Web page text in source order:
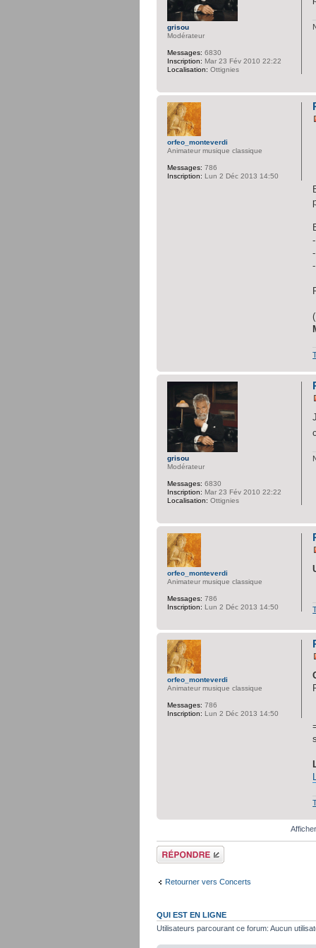
grisou
Modérateur
Messages: 6830
Inscription: Mar 23 Fév 2010 22:22
Localisation: Ottignies
orfeo_monteverdi
Animateur musique classique
Messages: 786
Inscription: Lun 2 Déc 2013 14:50
grisou
Modérateur
Messages: 6830
Inscription: Mar 23 Fév 2010 22:22
Localisation: Ottignies
orfeo_monteverdi
Animateur musique classique
Messages: 786
Inscription: Lun 2 Déc 2013 14:50
orfeo_monteverdi
Animateur musique classique
Messages: 786
Inscription: Lun 2 Déc 2013 14:50
Répondre
Retourner vers Concerts
QUI EST EN LIGNE
Utilisateurs parcourant ce forum: Aucun